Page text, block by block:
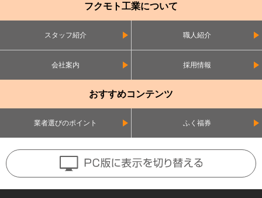
フクモト工業について
スタッフ紹介 職人紹介
会社案内 採用情報
おすすめコンテンツ
業者選びのポイント ふく福券